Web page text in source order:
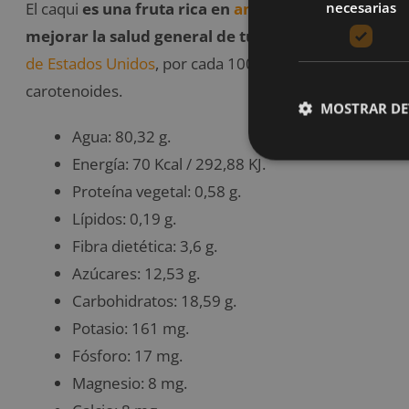
El caqui es una fruta rica en antioxidantesy
mejorar la salud general de tu cuerpo
. En este
de Estados Unidos, por cada 100 g de caqui puedes
carotenoides.
Agua: 80,32 g.
Energía: 70 Kcal / 292,88 KJ.
Proteína vegetal: 0,58 g.
Lípidos: 0,19 g.
Fibra dietética: 3,6 g.
Azúcares: 12,53 g.
Carbohidratos: 18,59 g.
Potasio: 161 mg.
Fósforo: 17 mg.
Magnesio: 8 mg.
necesarias
MOSTRAR